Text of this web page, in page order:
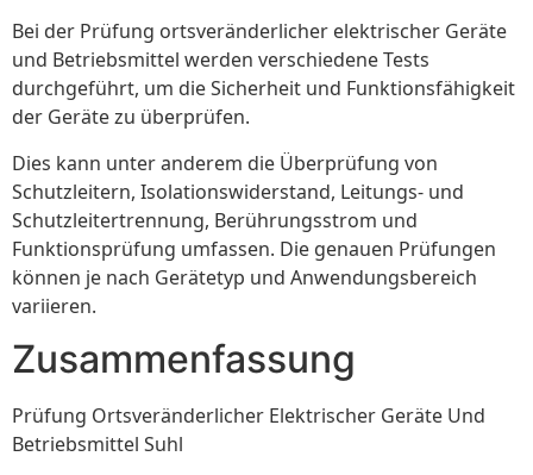
Bei der Prüfung ortsveränderlicher elektrischer Geräte
und Betriebsmittel werden verschiedene Tests
durchgeführt, um die Sicherheit und Funktionsfähigkeit
der Geräte zu überprüfen.
Dies kann unter anderem die Überprüfung von
Schutzleitern, Isolationswiderstand, Leitungs- und
Schutzleitertrennung, Berührungsstrom und
Funktionsprüfung umfassen. Die genauen Prüfungen
können je nach Gerätetyp und Anwendungsbereich
variieren.
Zusammenfassung
Prüfung Ortsveränderlicher Elektrischer Geräte Und
Betriebsmittel Suhl